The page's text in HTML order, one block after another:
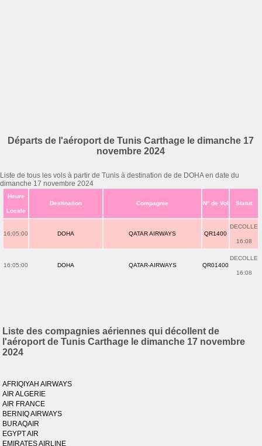
Départs de l'aéroport de Tunis Carthage le dimanche 17
novembre 2024
Liste de tous les vols à partir de Tunis à destination de de DOHA en date du
dimanche 17 novembre 2024
Heure
Locale
Destination Compagnie N° de Vol Statut
16:05:00 DOHA QATAR AIRWAYS QR1400
DECOLLE
16:08
16:05:00 DOHA QATAR-AIRWAYS QR01400
DECOLLE
16:08
Liste des compagnies aériennes qui décollent de
l'aéroport de Tunis Carthage le dimanche 17 novembre
2024
AFRIQIYAH AIRWAYS
AIR ALGERIE
AIR FRANCE
BERNIQ AIRWAYS
BURAQAIR
EGYPT AIR
EMIRATES AIRLINE